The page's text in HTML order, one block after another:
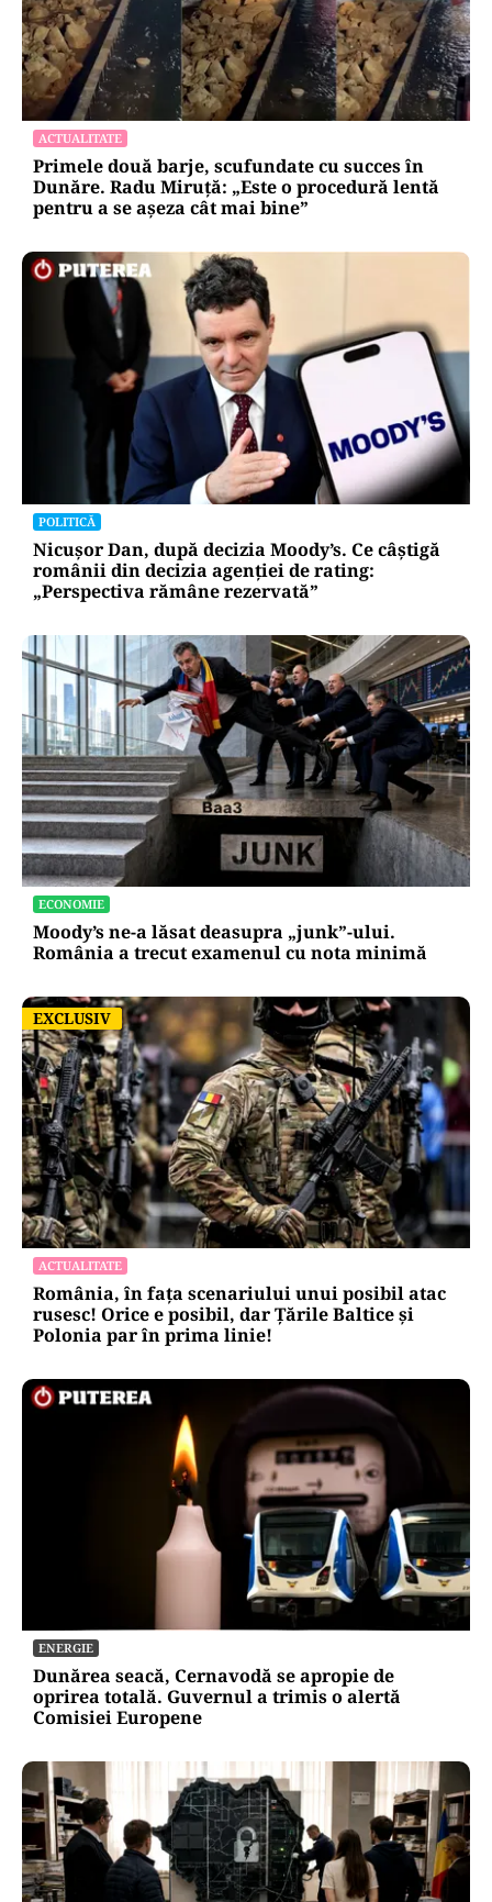
ACTUALITATE
Primele două barje, scufundate cu succes în
Dunăre. Radu Miruță: „Este o procedură lentă
pentru a se așeza cât mai bine”
POLITICĂ
Nicușor Dan, după decizia Moody’s. Ce câștigă
românii din decizia agenției de rating:
„Perspectiva rămâne rezervată”
ECONOMIE
Moody’s ne-a lăsat deasupra „junk”-ului.
România a trecut examenul cu nota minimă
EXCLUSIV
EXCLUSIV
ACTUALITATE
România, în fața scenariului unui posibil atac
rusesc! Orice e posibil, dar Țările Baltice și
Polonia par în prima linie!
ENERGIE
Dunărea seacă, Cernavodă se apropie de
oprirea totală. Guvernul a trimis o alertă
Comisiei Europene